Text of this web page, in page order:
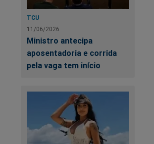
TCU
11/06/2026
Ministro antecipa
aposentadoria e corrida
pela vaga tem início